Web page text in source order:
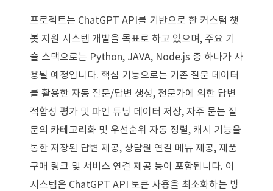
프로젝트는 ChatGPT API를 기반으로 한 커스텀 챗
봇 지원 시스템 개발을 목표로 하고 있으며, 주요 기
술 스택으로는 Python, JAVA, Node.js 중 하나가 사
용될 예정입니다. 핵심 기능으로는 기존 질문 데이터
를 활용한 자동 질문/답변 생성, 전문가에 의한 답변
적합성 평가 및 파인 튜닝 데이터 저장, 자주 묻는 질
문의 카테고리화 및 우선순위 자동 정렬, 캐시 기능을
통한 저장된 답변 제공, 상담원 연결 메뉴 제공, 제품
구매 링크 및 서비스 연결 제공 등이 포함됩니다. 이
시스템은 ChatGPT API 토큰 사용을 최소화하는 방